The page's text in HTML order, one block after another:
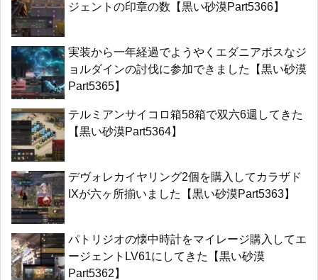
ジェントの印章の数【黒い砂漠Part5366】
実装から一年経過でようやくエダニアボスなジ
ョルダインの討伐に参加できました【黒い砂漠
Part5365】
テルミアンサイコロ箱58箱で双六6週してきた
【黒い砂漠Part5364】
デヴォレカイヤリング2個を購入してカラザド
IXが六ヶ所揃いました【黒い砂漠Part5363】
パトリジオの懐中時計をマイレージ購入してエ
ージェントLV61にしてきた【黒い砂漠
Part5362】